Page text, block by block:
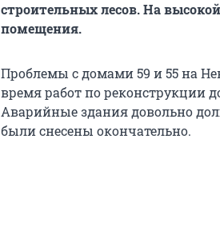
строительных лесов. На
помещения.
Проблемы с домами 59 и 55 на
время работ по реконструкции
Аварийные здания довольно
были снесены окончательно.